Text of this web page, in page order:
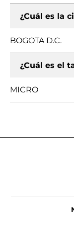
¿Cuál es la
BOGOTA D.C.
¿Cuál es el
MICRO